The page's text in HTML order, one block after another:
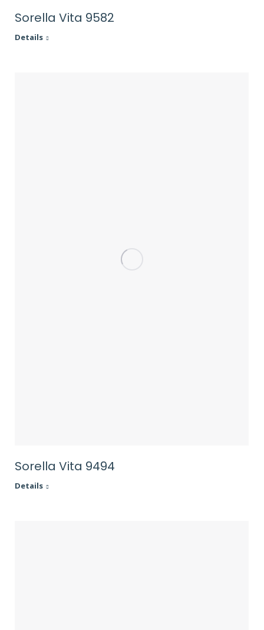
Sorella Vita 9582
Details
Sorella Vita 9494
Details